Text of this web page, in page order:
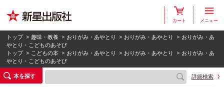
カート メニュー
トップ >趣味・教養 > おりがみ・あやとり > おりがみ・あやとり > おりがみ・あ
やとり・こどものあそび
トップ > こどもの本 > おりがみ・あやとり > おりがみ・あやとり > おりがみ・あ
やとり・こどものあそび
本を探す
詳細検索